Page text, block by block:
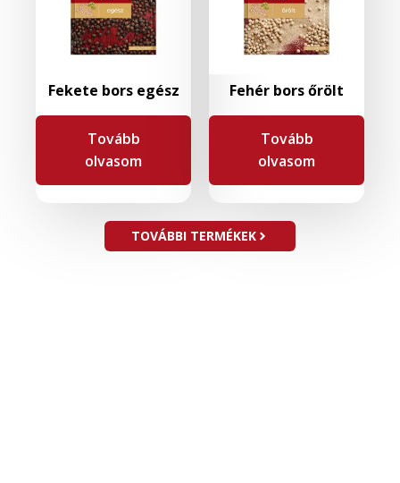
Fekete bors egész
Tovább
olvasom
Fehér bors őrölt
Tovább
olvasom
TOVÁBBI TERMÉKEK